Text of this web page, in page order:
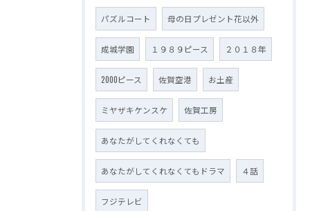
パズルコート 母の日プレゼント花以外
成城学園 １９８９ピース ２０１８年
2000ピース 佐賀空港 お土産
ミヤザキケンスケ 佐賀工房
あなたがしてくれなくても
あなたがしてくれなくてもドラマ ４話
フジテレビ